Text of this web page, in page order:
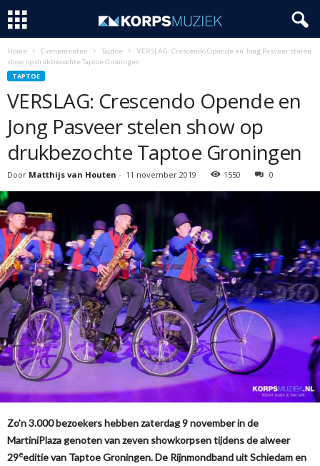
Home Evenementen Taptoe
VERSLAG: Crescendo Opende en Jong Pasveer stelen
show op drukbezochte Taptoe Groningen
TAPTOE
VERSLAG: Crescendo Opende en
Jong Pasveer stelen show op
drukbezochte Taptoe Groningen
Door Matthijs van Houten - 11 november 2019 1550 0
Zo’n 3.000 bezoekers hebben zaterdag 9 november in de
MartiniPlaza genoten van zeven showkorpsen tijdens de alweer
29eeditie van Taptoe Groningen. De Rijnmondband uit Schiedam en